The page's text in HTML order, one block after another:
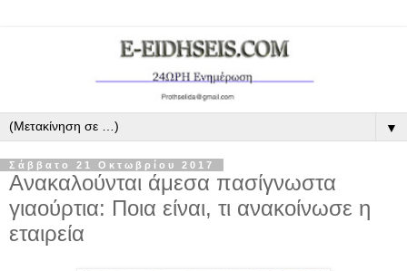
▼
Σάββατο 21 Οκτωβρίου 2017
Ανακαλούνται άμεσα πασίγνωστα
γιαούρτια: Ποια είναι, τι ανακοίνωσε η
εταιρεία